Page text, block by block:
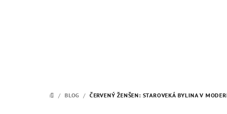
DOMOV
/ BLOG / ČERVENÝ ŽENŠEN: STAROVEKÁ BYLINA V